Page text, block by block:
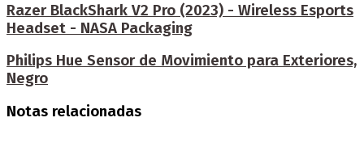
Razer BlackShark V2 Pro (2023) - Wireless Esports
Headset - NASA Packaging
Philips Hue Sensor de Movimiento para Exteriores,
Negro
Notas relacionadas